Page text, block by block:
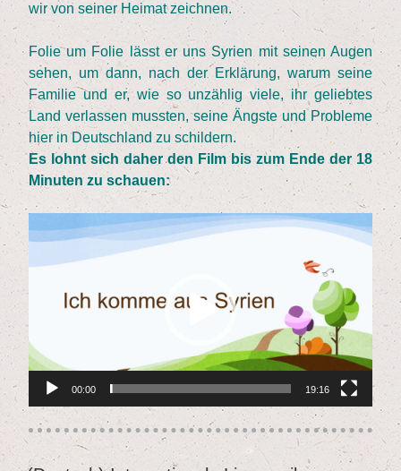
wir von sei­ner Hei­mat zeichnen.
Folie um Folie lässt er uns Syri­en mit sei­nen Augen
sehen, um dann, nach der Erklä­rung, war­um sei­ne
Fami­lie und er, wie so unzäh­lig vie­le, ihr gelieb­tes
Land ver­las­sen muss­ten, sei­ne Ängs­te und Pro­ble­me
hier in Deutsch­land zu schildern.
Es lohnt sich daher den Film bis zum Ende der 18
Minu­ten zu schauen:
Video
Player
00:00 19:16